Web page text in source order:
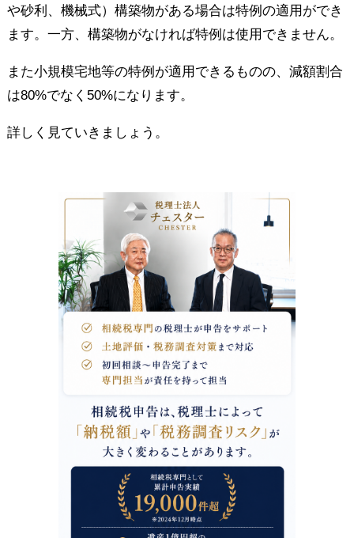
や砂利、機械式）構築物がある場合は特例の適用ができ
ます。一方、構築物がなければ特例は使用できません。
また小規模宅地等の特例が適用できるものの、減額割合
は80%でなく50%になります。
詳しく見ていきましょう。